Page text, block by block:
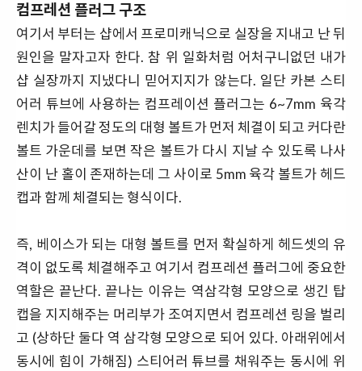
컴프레션 플러그 구조
여기서 부터는 샵에서 프로미캐닉으로 실장을 지내고 난 뒤
원인을 말자고자 한다. 참 위 일화처럼 어처구니없던 내가
샵 실장까지 지냈다니 믿어지지가 않는다. 일단 카본 스티
어러 튜브에 사용하는 컴프레이션 플러그는 6~7mm 육각
렌치가 들어갈 정도의 대형 볼트가 먼저 체결이 되고 커다란
볼트 가운데를 보면 작은 볼트가 다시 지날 수 있도록 나사
산이 난 홀이 존재하는데 그 사이로 5mm 육각 볼트가 헤드
캡과 함께 체결되는 형식이다.
즉, 베이스가 되는 대형 볼트를 먼저 확실하게 헤드셋의 유
격이 없도록 체결해주고 여기서 컴프레션 플러그에 중요한
역할은 끝난다. 끝나는 이유는 역삼각형 모양으로 생긴 탑
캡을 지지해주는 머리부가 조여지면서 컴프레션 링을 벌리
고 (상하단 둘다 역 삼각형 모양으로 되어 있다. 아래위에서
동시에 힘이 가해짐) 스티어러 튜브를 채워주는 동시에 위